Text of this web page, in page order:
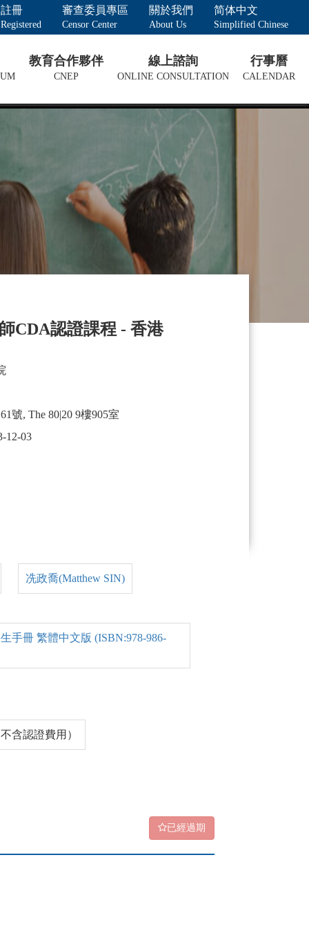
註冊
Registered
審查委員專區
Censor Center
關於我們
About Us
简体中文
Simplified Chinese
教育合作夥伴
CNEP
線上諮詢
ONLINE CONSULTATION
行事曆
CALENDAR
CDA認證課程 - 香港
號, The 80|20 9樓905室
12-03
冼政喬(Matthew SIN)
手冊 繁體中文版 (ISBN:978-986-
認證費用）
已經過期